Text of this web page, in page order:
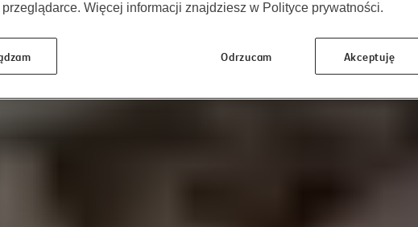
Więcej informacji znajdziesz w Polityce prywatności.
Odrzucam Akceptuję